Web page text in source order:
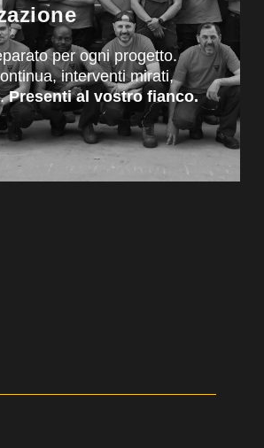
per ogni progetto.
interventi mirati,
Presenti al vostro fianco.